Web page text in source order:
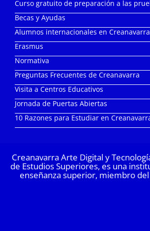
Curso gratuito de preparación a las
Becas y Ayudas
Alumnos internacionales en Creanavarra
Erasmus
Normativa
Preguntas Frecuentes de Creanavarra
Visita a Centros Educativos
Jornada de Puertas Abiertas
10 Razones para Estudiar en
Creanavarra Arte Digital y
de Estudios Superiores, es una
enseñanza superior, miembro del